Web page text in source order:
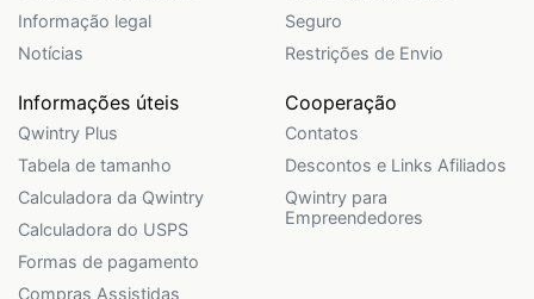
Informação legal
Notícias
Seguro
Restrições de Envio
Informações úteis
Qwintry Plus
Tabela de tamanho
Calculadora da Qwintry
Calculadora do USPS
Formas de pagamento
Compras Assistidas
Cooperação
Contatos
Descontos e Links Afiliados
Qwintry para
Empreendedores